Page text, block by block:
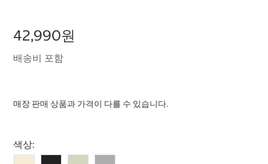
42,990원
배송비 포함
매장 판매 상품과 가격이 다를 수 있습니다.
Select product
색상: